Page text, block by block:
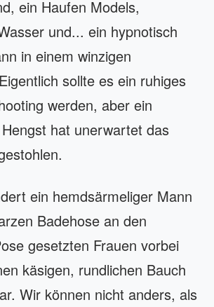
ein Haufen Models,
und... ein hypnotisch
in einem winzigen
sollte es ein ruhiges
werden, aber ein
hat unerwartet das
ein hemdsärmeliger Mann
Badehose an den
gesetzten Frauen vorbei
käsigen, rundlichen Bauch
Wir können nicht anders, als